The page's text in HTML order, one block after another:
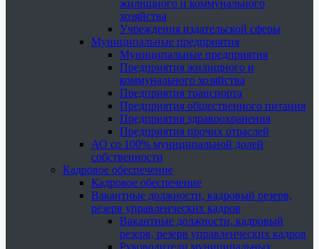
жилищного и коммунального
хозяйства
Учреждения издательской сферы
Муниципальные предприятия
Муниципальные предприятия
Предприятия жилищного и
коммунального хозяйства
Предприятия транспорта
Предприятия общественного питания
Предприятия здравоохранения
Предприятия прочих отраслей
АО со 100% муниципальной долей
собственности
Кадровое обеспечение
Кадровое обеспечение
Вакантные должности, кадровый резерв,
резерв управленческих кадров
Вакантные должности, кадровый
резерв, резерв управленческих кадров
Руководители муниципальных